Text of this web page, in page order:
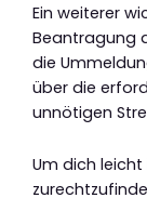
Ein weiterer
Beantragung
die
über die
unnötigen
Um dich